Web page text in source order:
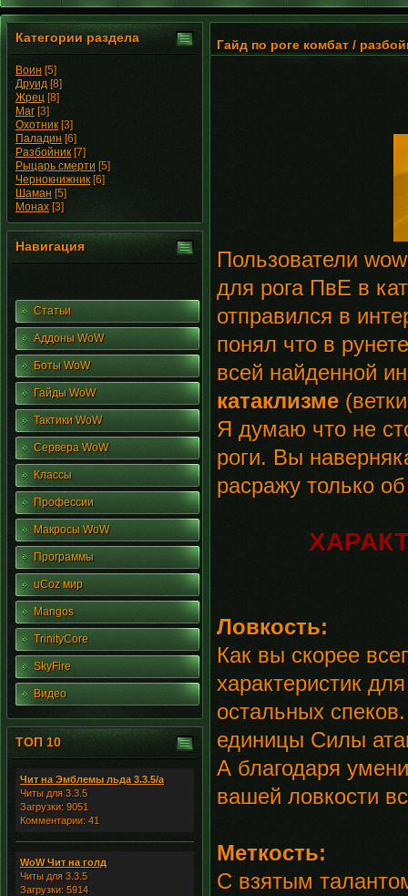
Категории раздела
Воин [5]
Друид [8]
Жрец [8]
Маг [3]
Охотник [3]
Паладин [6]
Разбойник [7]
Рыцарь смерти [5]
Чернокнижник [6]
Шаман [5]
Монах [3]
Навигация
Статьи
Аддоны WoW
Боты WoW
Гайды WoW
Тактики WoW
Сервера WoW
Классы
Профессии
Макросы WoW
Программы
uCoz мир
Mangos
TrinityCore
SkyFire
Видео
ТОП 10
Чит на Эмблемы льда 3.3.5/а
Читы для 3.3.5
Загрузки: 9051
Комментарии: 41
WoW Чит на голд
Читы для 3.3.5
Загрузки: 5914
Гайд по роге комбат /
Пользователи
для рога ПвЕ в
отправился в
понял что в
всей найденной
катаклизме
Я думаю что не
роги. Вы
расражу только
Ловкость:
Как вы скорее
характеристик
остальных
единицы Силы
А благодаря
вашей ловкости
Меткость:
С взятым